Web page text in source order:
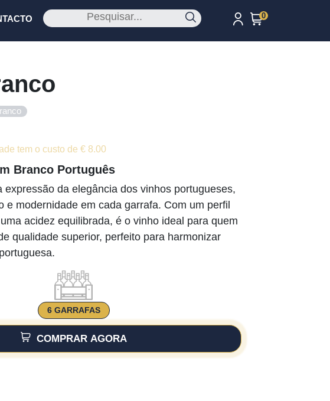
0
tem o custo de € 8.00
Branco Português
expressão da elegância dos vinhos portugueses,
e modernidade em cada garrafa. Com um perfil
acidez equilibrada, é o vinho ideal para quem
qualidade superior, perfeito para harmonizar
6 GARRAFAS
COMPRAR AGORA